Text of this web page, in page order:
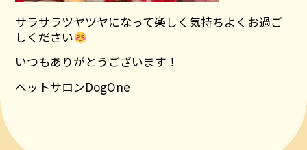
サラサラツヤツヤになって楽しく気持ちよくお過ご
しください
いつもありがとうございます！
ペットサロンDogOne